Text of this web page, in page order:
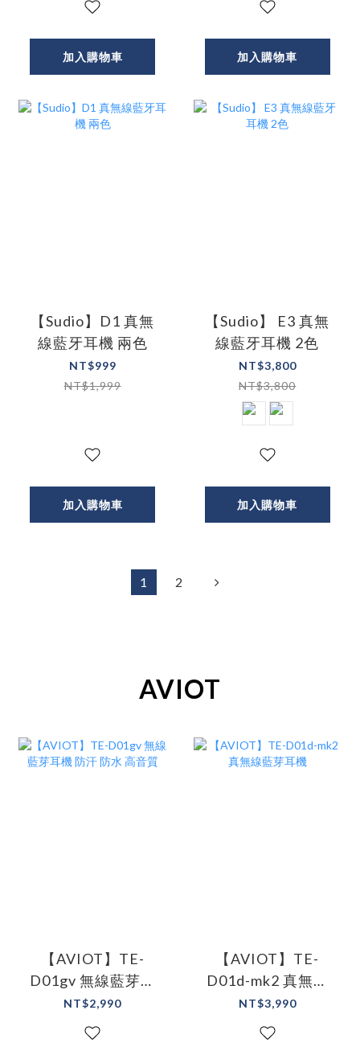
加入購物車 加入購物車
【Sudio】D1 真無
線藍牙耳機 兩色
NT$999
NT$1,999
加入購物車
【Sudio】 E3 真無
線藍牙耳機 2色
NT$3,800
NT$3,800
加入購物車
1 2
AVIOT
【AVIOT】TE-
D01gv 無線藍芽耳
機 防汗 防水 高音質
NT$2,990
【AVIOT】TE-
D01d-mk2 真無線
藍芽耳機
NT$3,990